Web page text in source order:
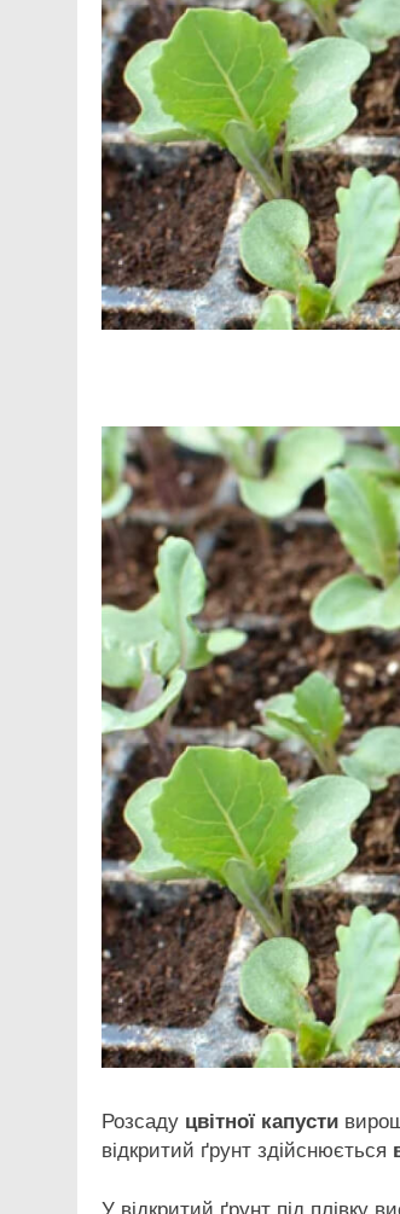
Розсаду цвітної капусти
відкритий ґрунт здійснюється